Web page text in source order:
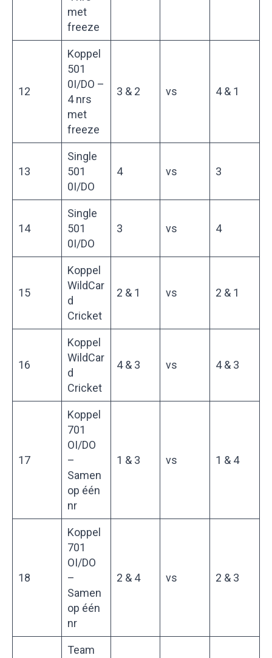
met
freeze
12
Koppel
501
0I/DO –
4 nrs
met
freeze
3 & 2 vs 4 & 1
13
Single
501
0I/DO
4 vs 3
14
Single
501
0I/DO
3 vs 4
15
Koppel
WildCar
d
Cricket
2 & 1 vs 2 & 1
16
Koppel
WildCar
d
Cricket
4 & 3 vs 4 & 3
17
Koppel
701
OI/DO
–
Samen
op één
nr
1 & 3 vs 1 & 4
18
Koppel
701
OI/DO
–
Samen
op één
nr
2 & 4 vs 2 & 3
Team